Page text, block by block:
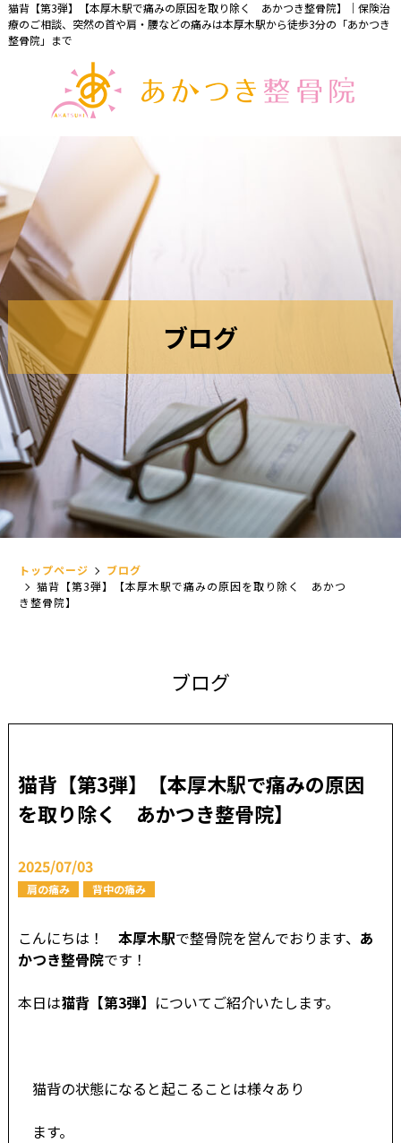
猫背【第3弾】【本厚木駅で痛みの原因を取り除く あかつき整骨院】｜保険治
療のご相談、突然の首や肩・腰などの痛みは本厚木駅から徒歩3分の「あかつき
整骨院」まで
ブログ
トップページ
ブログ
猫背【第3弾】【本厚木駅で痛みの原因を取り除く あかつ
き整骨院】
ブログ
猫背【第3弾】【本厚木駅で痛みの原因
を取り除く あかつき整骨院】
2025/07/03
肩の痛み 背中の痛み
こんにちは！ 本厚木駅で整骨院を営んでおります、 あ
かつき整骨院です！
本日は猫背【第3弾】 についてご紹介いたします。
猫背の状態になると起こることは様々あり
ます。